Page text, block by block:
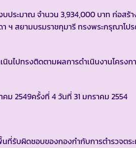
ระมาณ จำนวน 3,934,000 บาท ก่อสร้า
ฯ สยามบรมราชกุมารี ทรงพระกรุณาโปร
นไปทรงติดตามผลการดำเนินงานโครงก
คม 2549ครั้งที่ 4 วันที่ 31 มกราคม 2554
รับผิดชอบของกองกำกับการตำรวจตระ